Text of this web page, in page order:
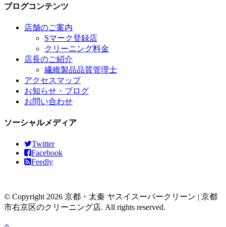
ブログコンテンツ
店舗のご案内
Sマーク登録店
クリーニング料金
店長のご紹介
繊維製品品質管理士
アクセスマップ
お知らせ・ブログ
お問い合わせ
ソーシャルメディア
Twitter
Facebook
Feedly
© Copyright 2026 京都・太秦 ヤスイスーパークリーン | 京都
市右京区のクリーニング店. All rights reserved.